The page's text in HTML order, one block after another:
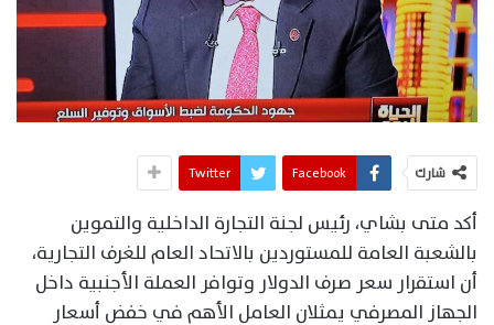
شارك Facebook
Twitter
أكد متى بشاي، رئيس لجنة التجارة الداخلية والتموين
بالشعبة العامة للمستوردين بالاتحاد العام للغرف التجارية،
أن استقرار سعر صرف الدولار وتوافر العملة الأجنبية داخل
الجهاز المصرفي يمثلان العامل الأهم في خفض أسعار